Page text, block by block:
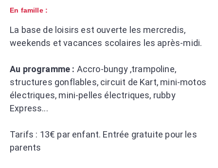
En famille :
La base de loisirs est ouverte les mercredis,
weekends et vacances scolaires les après-midi.
Au programme : Accro-bungy ,trampoline,
structures gonflables, circuit de Kart, mini-motos
électriques, mini-pelles électriques, rubby
Express...
Tarifs : 13€ par enfant. Entrée gratuite pour les
parents